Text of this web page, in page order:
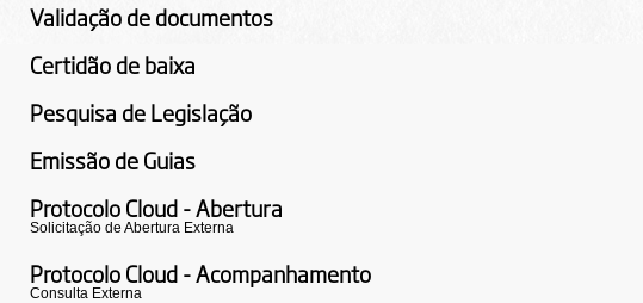
Validação de documentos
Certidão de baixa
Pesquisa de Legislação
Emissão de Guias
Protocolo Cloud - Abertura
Solicitação de Abertura Externa
Protocolo Cloud - Acompanhamento
Consulta Externa